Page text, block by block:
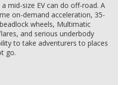
mid-size EV can do off-road. A
on-demand acceleration, 35-
wheels, Multimatic
and serious underbody
to take adventurers to places
go.